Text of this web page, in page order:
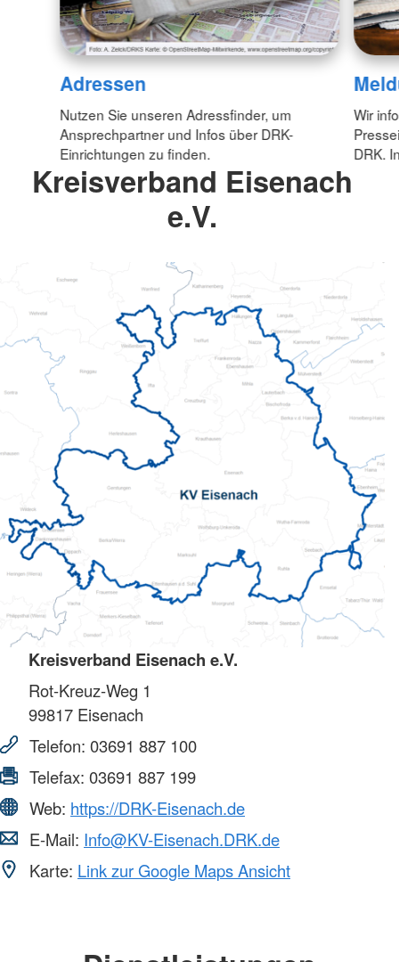
Adressen
Nutzen Sie unseren Adressfinder, um
Ansprechpartner und Infos über DRK-
Einrichtungen zu finden.
Wir
DRK.
Kreisverband Eisenach
e.V.
Kreisverband Eisenach e.V.
Rot-Kreuz-Weg 1
99817 Eisenach
Telefon: 03691 887 100
Telefax: 03691 887 199
Web: https://DRK-Eisenach.de
E-Mail: Info@KV-Eisenach.DRK.de
Karte: Link zur Google Maps Ansicht